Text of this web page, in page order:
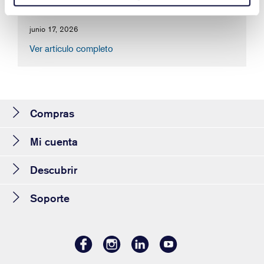
junio 17, 2026
Ver artículo completo
Compras
Mi cuenta
Descubrir
Soporte